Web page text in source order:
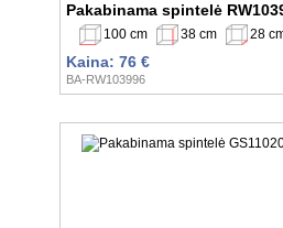
Pakabinama spintelė
100 cm 38 cm 28
Kaina: 76 €
BA-RW103996